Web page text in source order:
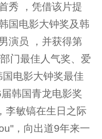
秀 ，凭借该片提
国电影大钟奖及韩
演员 ，并获得第
门最佳人气奖、爱
电影大钟奖最佳
韩国青龙电影奖
李敏镐在生日之际
，向出道9年来一